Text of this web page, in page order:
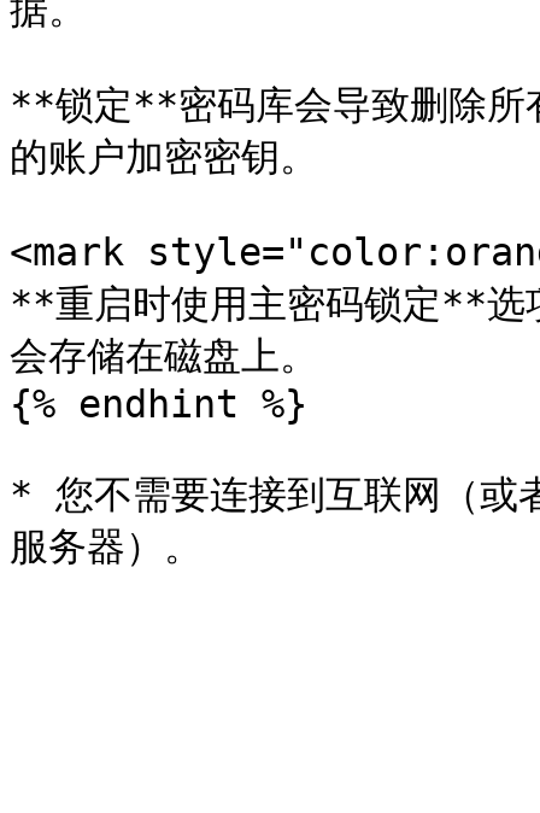
据。
**锁定**密码库会导致删除所
的账户加密密钥。
<mark
**重启时使用主密码锁定**选
会存储在磁盘上。
{% endhint %}
* 您不需要连接到互联网（或